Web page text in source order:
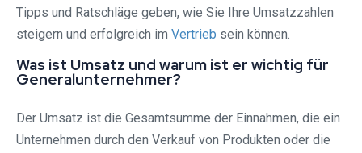
Tipps und Ratschläge geben, wie Sie Ihre Umsatzzahlen
steigern und erfolgreich im Vertrieb sein können.
Was ist Umsatz und warum ist er wichtig für
Generalunternehmer?
Der Umsatz ist die Gesamtsumme der Einnahmen, die ein
Unternehmen durch den Verkauf von Produkten oder die